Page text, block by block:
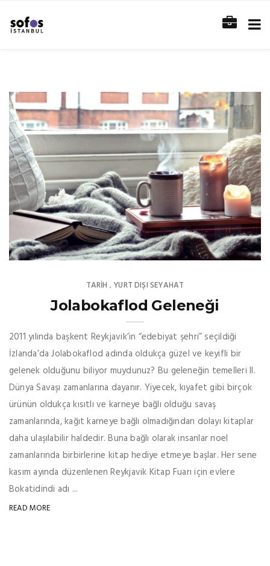
TARİH , YURT DIŞI SEYAHAT
Jolabokaflod Geleneği
2011 yılında başkent Reykjavik’in “edebiyat şehri” seçildiği
İzlanda’da Jolabokaflod adında oldukça güzel ve keyifli bir
gelenek olduğunu biliyor muydunuz? Bu geleneğin temelleri II.
Dünya Savaşı zamanlarına dayanır. Yiyecek, kıyafet gibi birçok
ürünün oldukça kısıtlı ve karneye bağlı olduğu savaş
zamanlarında, kağıt karneye bağlı olmadığından dolayı kitaplar
daha ulaşılabilir haldedir. Buna bağlı olarak insanlar noel
zamanlarında birbirlerine kitap hediye etmeye başlar. Her sene
kasım ayında düzenlenen Reykjavik Kitap Fuarı için evlere
Bokatidindi adı ...
READ MORE